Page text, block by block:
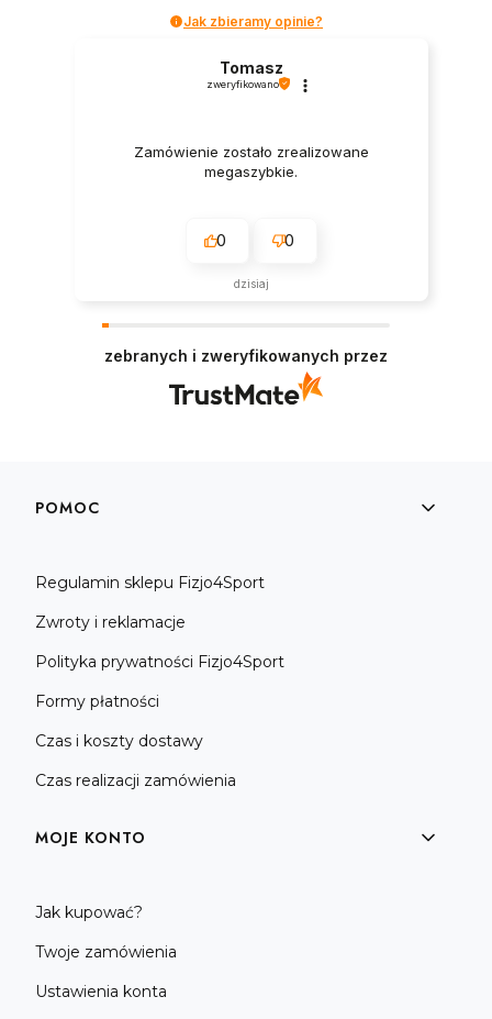
Jak zbieramy opinie?
Tomasz
zweryfikowano
Zamówienie zostało zrealizowane
megaszybkie.
0 0
dzisiaj
zebranych i zweryfikowanych przez
Linki w stopce
POMOC
Regulamin sklepu Fizjo4Sport
Zwroty i reklamacje
Polityka prywatności Fizjo4Sport
Formy płatności
Czas i koszty dostawy
Czas realizacji zamówienia
MOJE KONTO
Jak kupować?
Twoje zamówienia
Ustawienia konta